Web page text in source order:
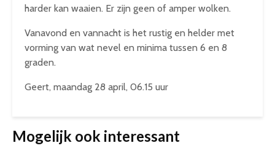
harder kan waaien. Er zijn geen of amper wolken.
Vanavond en vannacht is het rustig en helder met
vorming van wat nevel en minima tussen 6 en 8
graden.
Geert, maandag 28 april, 06.15 uur
Mogelijk ook interessant